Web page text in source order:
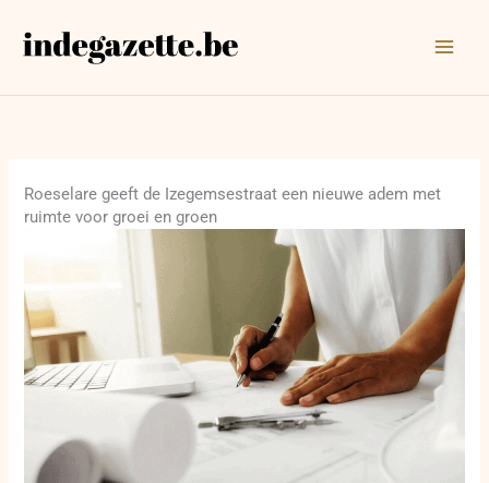
naar
Roeselare geeft de Izegemsestraat een nieuwe adem met
ruimte voor groei en groen